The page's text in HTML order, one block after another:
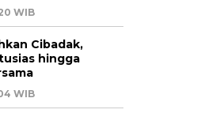
WIB
Cibadak,
hingga
WIB